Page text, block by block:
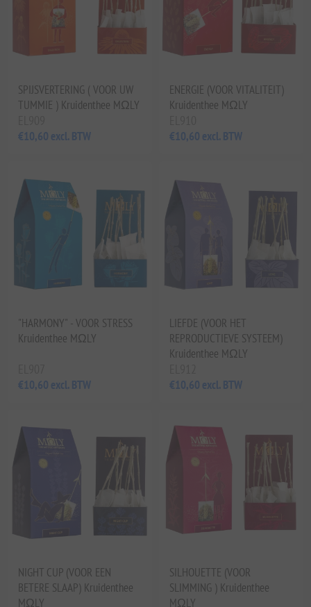
SPIJSVERTERING ( VOOR UW
TUMMIE ) Kruidenthee MΩLY
€10,60 excl. BTW
ENERGIE (VOOR VITALITEIT)
Kruidenthee MΩLY
€10,60 excl. BTW
"HARMONY" - VOOR STRESS
Kruidenthee MΩLY
€10,60 excl. BTW
LIEFDE (VOOR HET
REPRODUCTIEVE SYSTEEM)
Kruidenthee MΩLY
€10,60 excl. BTW
NIGHT CUP (VOOR EEN
BETERE SLAAP) Kruidenthee
MΩLY
SILHOUETTE (VOOR
SLIMMING ) Kruidenthee
MΩLY